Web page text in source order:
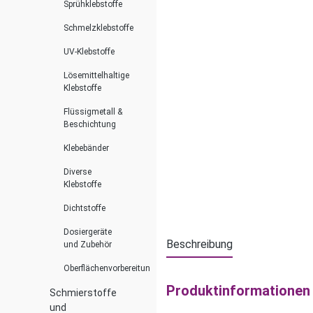
Sprühklebstoffe
Schmelzklebstoffe
UV-Klebstoffe
Lösemittelhaltige
Klebstoffe
Flüssigmetall &
Beschichtung
Klebebänder
Diverse
Klebstoffe
Dichtstoffe
Dosiergeräte
und Zubehör
Oberflächenvorbereitung
Schmierstoffe
und
Beschreibung
Produktinformationen